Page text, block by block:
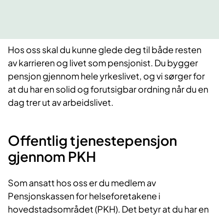
Hos oss skal du kunne glede deg til både resten
av karrieren og livet som pensjonist. Du bygger
pensjon gjennom hele yrkeslivet, og vi sørger for
at du har en solid og forutsigbar ordning når du en
dag trer ut av arbeidslivet.
Offentlig tjenestepensjon
gjennom PKH
Som ansatt hos oss er du medlem av
Pensjonskassen for helseforetakene i
hovedstadsområdet (PKH). Det betyr at du har en